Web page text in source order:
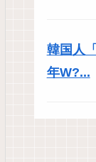
韓国人
年W?...